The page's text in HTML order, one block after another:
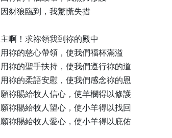
因豺狼臨到，我驚慌失措
主啊！求祢領我到祢的殿中
用祢的慈心帶領，使我們福杯滿溢
用祢的聖手扶持，使我們遵行祢的道
用祢的柔語安慰，使我們感念祢的恩
願祢賜給牧人信心，使羊欄得以修護
願祢賜給牧人望心，使小羊得以找回
願祢賜給牧人愛心，使小羊得以庇佑